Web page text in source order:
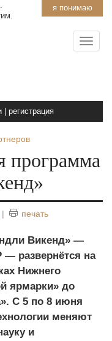
я понимаю
регистрация
программа
| печать
Викенд» —
развернётся на
Нижнего
ярмарки» до
С 5 по 8 июня
меняют
и